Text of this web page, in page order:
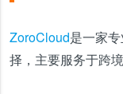
ZoroCloud是一家
择，主要服务于跨